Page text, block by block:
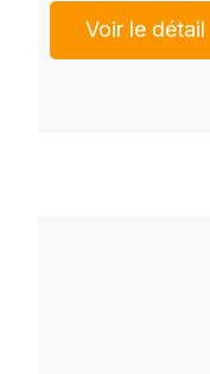
Voir le détail